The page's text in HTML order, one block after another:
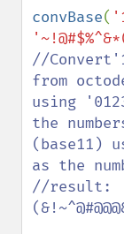
convBase(
//
from
using
the
(base11)
as the
//result: